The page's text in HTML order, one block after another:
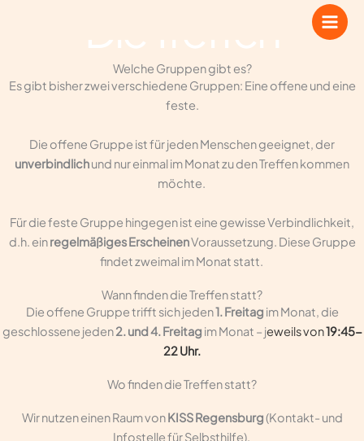
Die Treffen
Welche Gruppen gibt es?
Es gibt bisher zwei verschiedene Gruppen: Eine offene und eine
feste.
Die offene Gruppe ist für jeden Menschen geeignet, der
unverbindlichund nur einmal im Monat zu den Treffen kommen
möchte.
Für die feste Gruppe hingegen ist eine gewisse Verbindlichkeit,
d.h. einregelmäßiges ErscheinenVoraussetzung. Diese Gruppe
findet zweimal im Monat statt.
Wann finden die Treffen statt?
Die offene Gruppe trifft sich jeden1. Freitag im Monat, die
geschlossene jeden2. und 4. Freitag im Monat – jeweils von19:45-
22 Uhr.
Wo finden die Treffen statt?
Wir nutzen einen Raum vonKISS Regensburg(Kontakt- und
Infostelle für Selbsthilfe).